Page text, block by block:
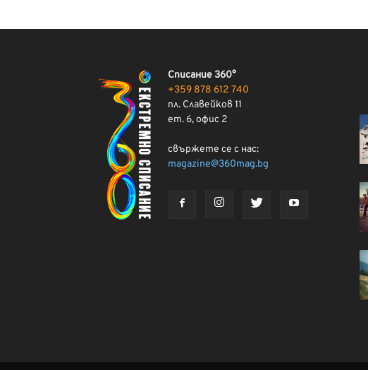
Списание 360°
+359 878 612 740
пл. Славейков 11
ет. 6, офис 2
свържете се с нас:
magazine@360mag.bg